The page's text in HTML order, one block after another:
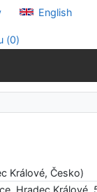
English
(0)
Králové, Česko)